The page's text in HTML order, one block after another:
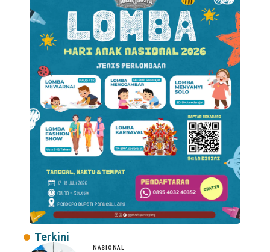
Terkini
NASIONAL